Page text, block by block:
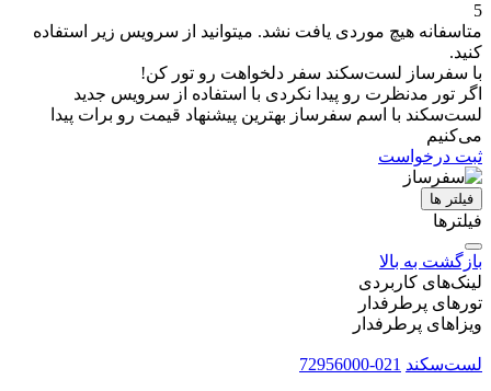
5
متاسفانه هیچ موردی یافت نشد. میتوانید از سرویس زیر استفاده
کنید.
با سفرساز لست‌سکند سفر دلخواهت رو تور کن!
اگر تور مدنظرت رو پیدا نکردی با استفاده از سرویس جدید
لست‌سکند با اسم سفرساز بهترین پیشنهاد قیمت رو برات پیدا
می‌کنیم
ثبت درخواست
فیلتر ها
فیلترها
بازگشت به بالا
لینک‌های کاربردی
تورهای پرطرفدار
ویزاهای پرطرفدار
لست‌سکند 021-72956000